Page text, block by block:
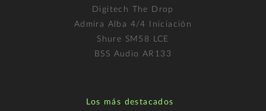
Digitech The Drop
Admira Alba 4/4 Iniciación
Shure SM58 LCE
BSS Audio AR133
Los más destacados